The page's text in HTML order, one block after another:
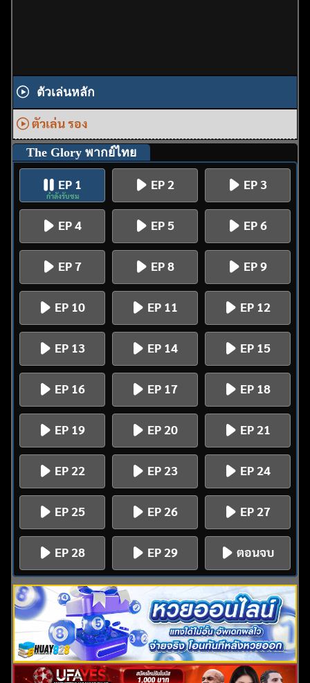
ตัวเล่นหลัก
ตัวเล่น รอง
The Glory พากย์ไทย
EP 1
กำลังรับชม
EP 2 EP 3
EP 4 EP 5 EP 6
EP 7 EP 8 EP 9
EP 10 EP 11 EP 12
EP 13 EP 14 EP 15
EP 16 EP 17 EP 18
EP 19 EP 20 EP 21
EP 22 EP 23 EP 24
EP 25 EP 26 EP 27
EP 28 EP 29 ตอนจบ